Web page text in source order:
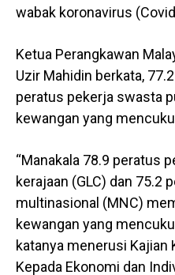
wabak koronavirus
Ketua Perangkawan
Uzir Mahidin berkata,
peratus pekerja swasta
kewangan yang
“Manakala 78.9 peratus
kerajaan (GLC) dan 75.2
multinasional (MNC)
kewangan yang
katanya menerusi Kajian
Kepada Ekonomi dan